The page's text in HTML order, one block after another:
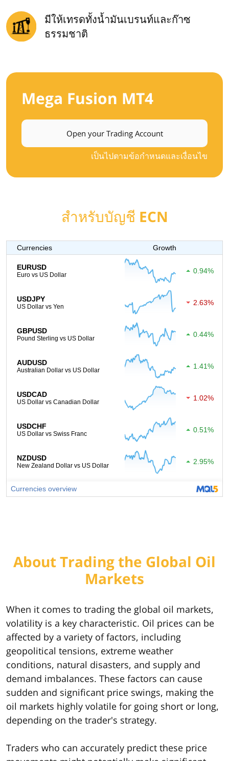
มีให้เทรดทั้งน้ำมันเบรนท์และก๊าซ
ธรรมชาติ
Mega Fusion MT4
Open your Trading Account
เป็นไปตามข้อกำหนดและเงื่อนไข
สำหรับบัญชี ECN
About Trading the Global Oil
Markets
When it comes to trading the global oil markets,
volatility is a key characteristic. Oil prices can be
affected by a variety of factors, including
geopolitical tensions, extreme weather
conditions, natural disasters, and supply and
demand imbalances. These factors can cause
sudden and significant price swings, making the
oil markets highly volatile for going short or long,
depending on the trader's strategy.
Traders who can accurately predict these price